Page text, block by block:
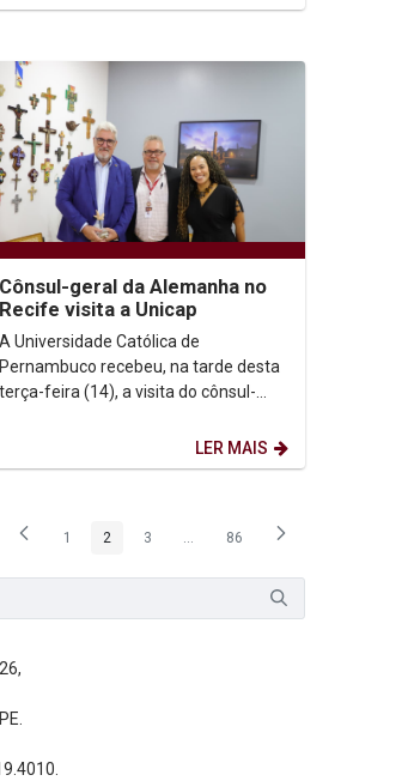
Cônsul-geral da Alemanha no
Recife visita a Unicap
A Universidade Católica de
Pernambuco recebeu, na tarde desta
terça-feira (14), a visita do cônsul-
Johannes Bloos, acompanhado...
LER MAIS
Página
1 Página
2 Página
3 ...Páginas intermediárias Usar ABA
Página
86